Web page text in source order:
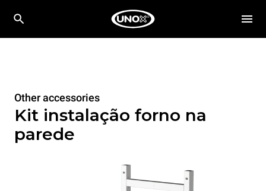
Other accessories
Kit instalação forno na
parede